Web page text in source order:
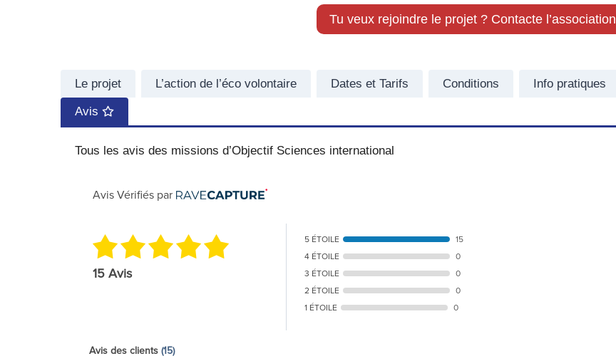
Tu veux rejoindre le projet ? Contacte l’association
Le projet L’action de l’éco volontaire Dates et Tarifs Conditions Info pratiques
Avis
Tous les avis des missions d’Objectif Sciences international
Avis Vérifiés par
15 Avis
5 ÉTOILE
15
4 ÉTOILE
0
3 ÉTOILE
0
2 ÉTOILE
0
1 ÉTOILE
0
Avis des clients (15)